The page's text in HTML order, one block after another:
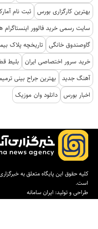
بهترین کارگزاری بورس
ثبت نام
سایت رسمی خرید فالوور اینستاگرام
گاوصندوق خانگی تاریخچه پلاک
خرید سرور اختصاصی ایران
بلیط
آهنگ جدید
بهترین جراح بینی
اخبار بورس دانلود وان موزیک
کلیه حقوق این پایگاه متعلق به
است.
طراحی و تولید: ایران سامانه